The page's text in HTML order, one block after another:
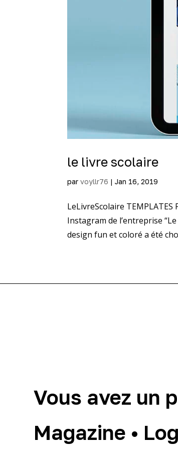
le livre scolaire
parvoyllr76 |Jan 16, 2019
LeLivreScolaire
Instagram de l’entreprise
design fun et coloré a été
Vous avez un
Magazine •